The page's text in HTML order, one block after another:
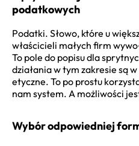
podatkowych
Podatki. Słowo, które u
właścicieli małych firm
To pole do popisu dla
działania w tym zakresie są
etyczne. To po prostu
nam system. A możliwości
Wybór odpowiedniej